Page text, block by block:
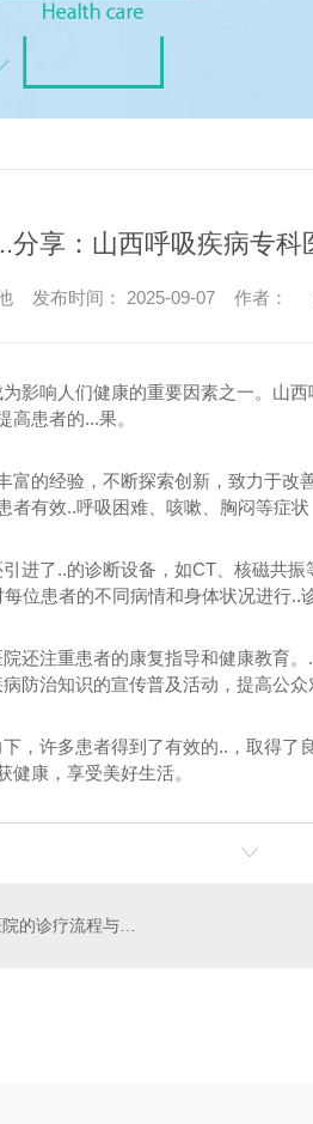
..分享：山西呼吸疾病专科
发布时间： 2025-09-07 作者：
影响人们健康的重要因素之一。山
高患者的...果。
富的经验，不断探索创新，致力于
有效..呼吸困难、咳嗽、胸闷等症状
进了..的诊断设备，如CT、核磁共
位患者的不同病情和身体状况进行..
还注重患者的康复指导和健康教育
防治知识的宣传普及活动，提高公
，许多患者得到了有效的..，取得
健康，享受美好生活。
探索山西呼吸疾病专科医院的诊疗流程与专业团队